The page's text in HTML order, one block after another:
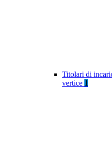
Titolari di
vertice 1